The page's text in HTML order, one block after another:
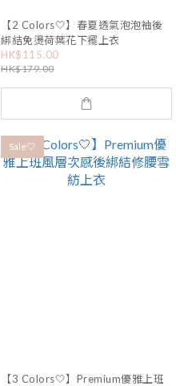
【2 Colors🤍】春夏透氣泡泡袖後
綁結免燙荷葉花下襬上衣
HK$115.00
HK$179.00
Sale🤍
【3 Colors🤍】Premium優雅上班